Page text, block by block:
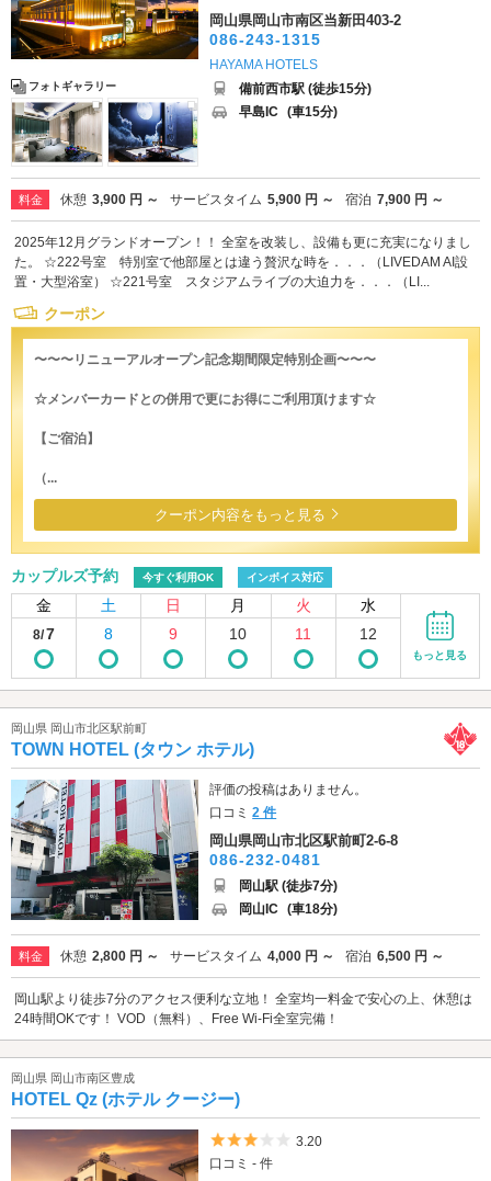
フォトギャラリー
岡山県岡山市南区当新田403-2
086-243-1315
HAYAMA HOTELS
備前西市駅 (徒歩15分)
早島IC (車15分)
料金 休憩 3,900 円 ～ サービスタイム 5,900 円 ～ 宿泊 7,900 円 ～
2025年12月グランドオープン！！ 全室を改装し、設備も更に充実になりまし
た。 ☆222号室 特別室で他部屋とは違う贅沢な時を．．．（LIVEDAM AI設
置・大型浴室） ☆221号室 スタジアムライブの大迫力を．．．（LI...
クーポン
〜〜〜リニューアルオープン記念期間限定特別企画〜〜〜
☆メンバーカードとの併用で更にお得にご利用頂けます☆
【ご宿泊】
（...
クーポン内容をもっと見る
カップルズ予約 今すぐ利用OK インボイス対応
金 土 日 月 火 水
8/7 8 9 10 11 12
もっと見る
岡山県 岡山市北区駅前町
TOWN HOTEL (タウン ホテル)
評価の投稿はありません。
口コミ2 件
岡山県岡山市北区駅前町2-6-8
086-232-0481
岡山駅 (徒歩7分)
岡山IC (車18分)
料金 休憩 2,800 円 ～ サービスタイム 4,000 円 ～ 宿泊 6,500 円 ～
岡山駅より徒歩7分のアクセス便利な立地！ 全室均一料金で安心の上、休憩は
24時間OKです！ VOD（無料）、Free Wi-Fi全室完備！
岡山県 岡山市南区豊成
HOTEL Qz (ホテル クージー)
5つ星のうち3
3.20
口コミ - 件